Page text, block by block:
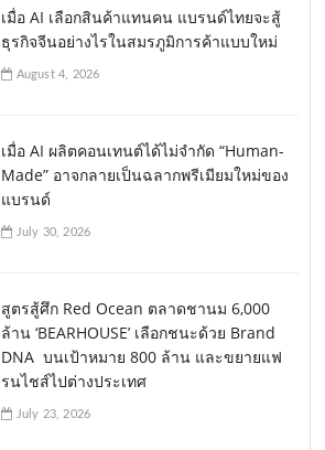
เมื่อ AI เลือกสินค้าแทนคน แบรนด์ไทยจะสู้
ธุรกิจจีนอย่างไรในสมรภูมิการค้าแบบใหม่
August 4, 2026
เมื่อ AI ผลิตคอนเทนต์ได้ไม่จำกัด “Human-
Made” อาจกลายเป็นฉลากพรีเมียมใหม่ของ
แบรนด์
July 30, 2026
สูตรสู้ศึก Red Ocean ตลาดชานม 6,000
ล้าน ‘BEARHOUSE’ เลือกชนะด้วย Brand
DNA บนเป้าหมาย 800 ล้าน และขยายแฟ
รนไชส์ไปต่างประเทศ
July 23, 2026